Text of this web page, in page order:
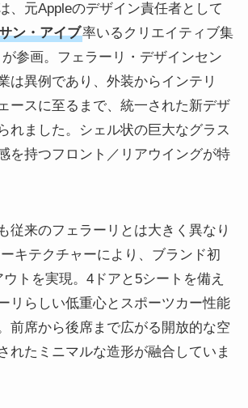
、元Appleのデザイン責任者として
ン・アイブ率いるクリエイティブ集
参画。フェラーリ・デザインセン
は異例であり、外装からインテリ
ースに至るまで、統一された新デザ
れました。シェル状の巨大なグラス
を持つフロント／リアウイングが特
従来のフェラーリとは大きく異なり
キテクチャーにより、ブランド初
トを実現。4ドアと5シートを備え
リらしい低重心とスポーツカー性能
前席から後席まで広がる開放的な空
れたミニマルな造形が融合していま